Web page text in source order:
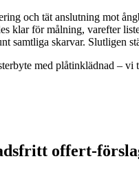
och tät anslutning mot
klar för målning, varefter
samtliga skarvar. Slutligen
med plåtinklädnad –
offert-